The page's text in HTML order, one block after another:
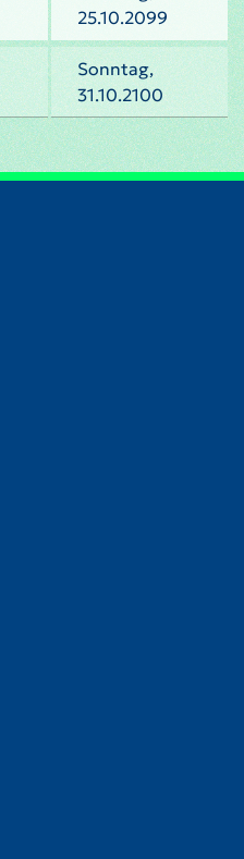
25.10.2099
Sonntag,
31.10.2100